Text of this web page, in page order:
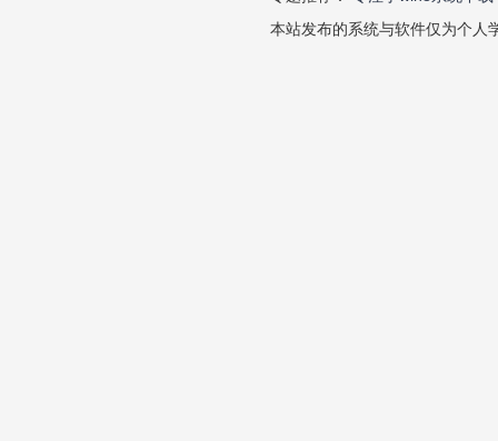
本站发布的系统与软件仅为个人